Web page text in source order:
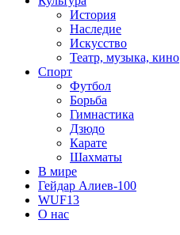
История
Наследие
Искусство
Театр, музыка, кино
Спорт
Футбол
Борьба
Гимнастика
Дзюдо
Карате
Шахматы
В мире
Гейдар Алиев-100
WUF13
О нас